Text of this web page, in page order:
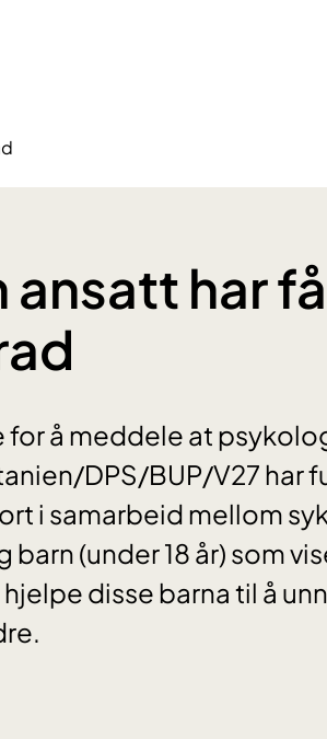
ansatt har
for å meddele at
DPS/BUP/V27 har
i samarbeid mellom
barn (under 18 år) som
disse barna til å